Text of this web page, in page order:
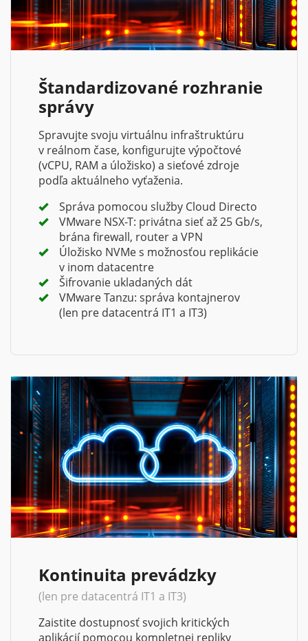
Štandardizované rozhranie
správy
Spravujte svoju virtuálnu infraštruktúru
v reálnom čase, konfigurujte výpočtové
(vCPU, RAM a úložisko) a sieťové zdroje
podľa aktuálneho vyťaženia.
Správa pomocou služby Cloud Directo
VMware NSX-T: privátna sieť až 25 Gb/s,
brána firewall, router a VPN
Úložisko NVMe s možnosťou replikácie
v inom datacentre
Šifrovanie ukladaných dát
VMware Tanzu: správa kontajnerov
(len pre datacentrá IT1 a IT3)
Kontinuita prevádzky
(len pre datacentrá IT1 a IT3)
Zaistite dostupnosť svojich kritických
aplikácií pomocou kompletnej repliky